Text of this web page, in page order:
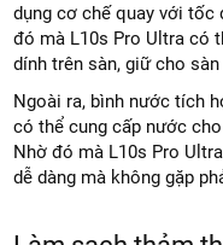
dụng cơ chế quay với tốc
đó mà L10s Pro Ultra có
dính trên sàn, giữ cho
Ngoài ra, bình nước tích
có thể cung cấp nước
Nhờ đó mà L10s Pro
dễ dàng mà không gặp